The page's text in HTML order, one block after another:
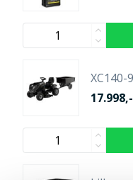
XC140-
17.998,-